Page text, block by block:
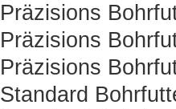
Präzisions
Präzisions
Präzisions
Standard